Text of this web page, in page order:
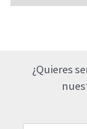
¿Quieres